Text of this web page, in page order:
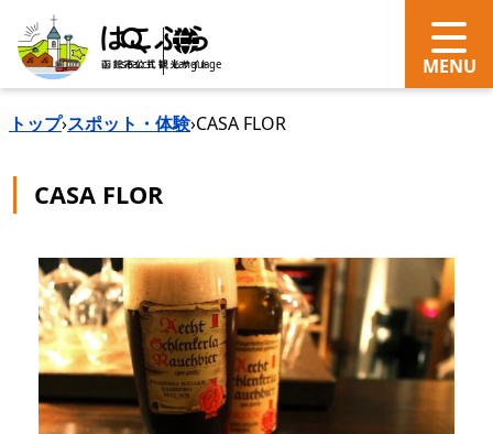
search Language
トップ›スポット・体験›CASA FLOR
CASA FLOR